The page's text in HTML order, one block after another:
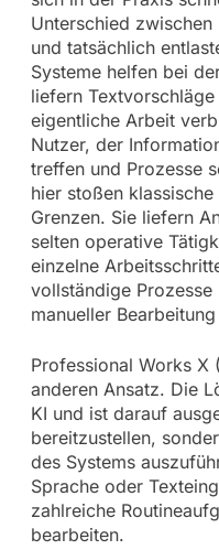
Unterschied
und tatsächlich
Systeme helfen bei
liefern
eigentliche Arbeit
Nutzer, der
treffen und Prozesse
hier stoßen
Grenzen. Sie liefern
selten operative
einzelne
vollständige
manueller
Professional Works X
anderen Ansatz. Die
KI und ist darauf
bereitzustellen,
des Systems
Sprache oder
zahlreiche
bearbeiten.